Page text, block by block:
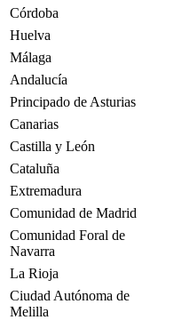
Córdoba
Huelva
Málaga
Andalucía
Principado de Asturias
Canarias
Castilla y León
Cataluña
Extremadura
Comunidad de Madrid
Comunidad Foral de
Navarra
La Rioja
Ciudad Autónoma de
Melilla